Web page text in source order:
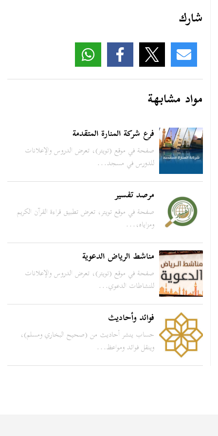
شارك
مواد مشابهة
فرع شركة المنارة المتقدمة
صفحة في موقع (تويتر)، تعرض الدروس والإعلانات
للدورس في مسجد...
مرصد تفسير
صفحة في موقع تويتر، تعرض تطبيق قراءة القرآن الكريم
ومزاياه،...
مناشط الرياض الدعوية
صفحة في موقع (تويتر)، تعرض الدروس والإعلانات
للنشاطات الدعوي...
فوائد وأحاديث
حساب ينشر أحاديث من (صحيح البخاري ومسلم)،
وينقل فوائد ومواعظ...